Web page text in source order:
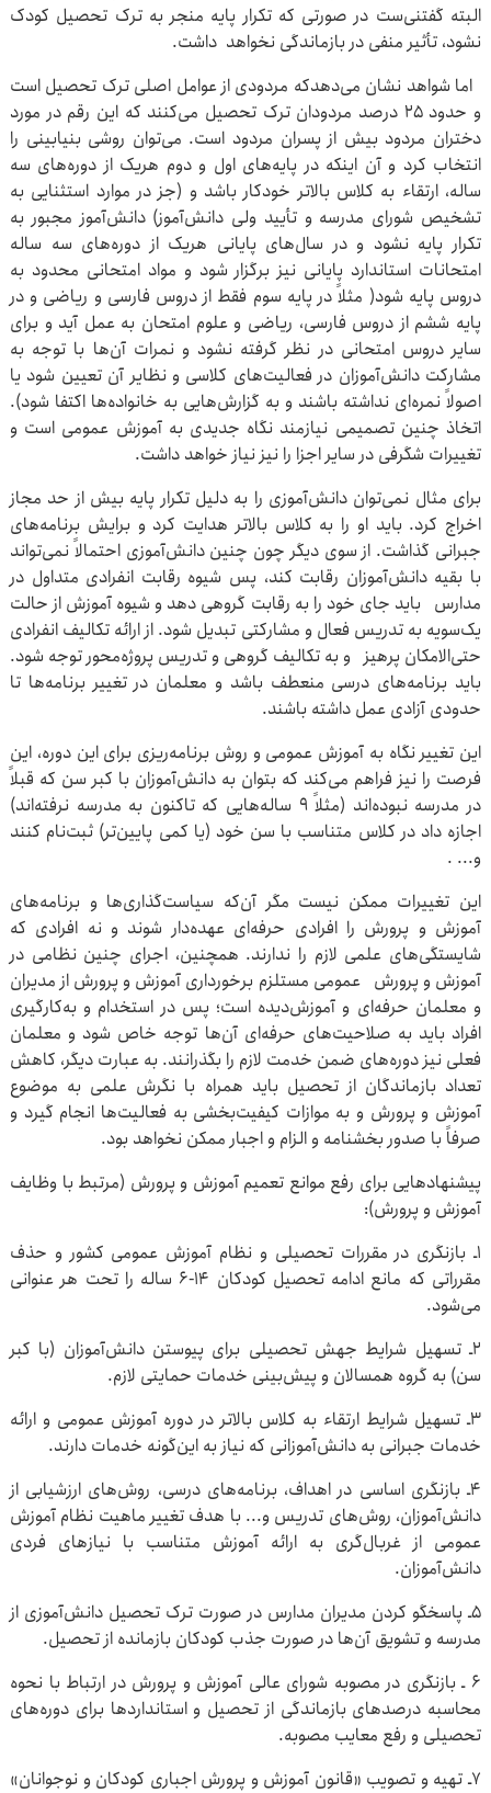
البته گفتنی‌ست در صورتی که تکرار پایه منجر به ترک تحصیل کودک
نشود، تأثیر منفی در بازماندگی نخواهد داشت.
اما شواهد نشان می‌دهدکه مردودی از عوامل اصلی ترک تحصیل است
و حدود ۲۵ درصد مردودان ترک تحصیل می‌کنند که این رقم در مورد
دختران مردود بیش از پسران مردود است. می‌توان روشی بنیابینی را
انتخاب کرد و آن اینکه در پایه‌های اول و دوم هریک از دوره‌های سه
ساله، ارتقاء به کلاس بالاتر خودکار باشد و (جز در موارد استثنایی به
تشخیص شورای مدرسه و تأیید ولی دانش‌آموز) دانش‌آموز مجبور به
تکرار پایه نشود و در سال‌های پایانی هریک از دوره‌های سه ساله
امتحانات استاندارد پایانی نیز برگزار شود و مواد امتحانی محدود به
دروس پایه شود( مثلاً در پایه سوم فقط از دروس فارسی و ریاضی و در
پایه ششم از دروس فارسی، ریاضی و علوم امتحان به عمل آید و برای
سایر دروس امتحانی در نظر گرفته نشود و نمرات آن‌ها با توجه به
مشارکت دانش‌آموزان در فعالیت‌های کلاسی و نظایر آن تعیین شود یا
اصولاً نمره‌ای نداشته باشند و به گزارش‌هایی به خانواده‌ها اکتفا شود).
اتخاذ چنین تصمیمی نیازمند نگاه جدیدی به آموزش عمومی است و
تغییرات شگرفی در سایر اجزا را نیز نیاز خواهد داشت.
برای مثال نمی‌توان دانش‌آموزی را به دلیل تکرار پایه بیش از حد مجاز
اخراج کرد. باید او را به کلاس بالاتر هدایت کرد و برایش برنامه‌های
جبرانی گذاشت. از سوی دیگر چون چنین دانش‌آموزی احتمالاً نمی‌تواند
با بقیه دانش‌آموزان رقابت کند، پس شیوه رقابت انفرادی متداول در
مدارس باید جای خود را به رقابت گروهی دهد و شیوه آموزش از حالت
یک‌سویه به تدریس فعال و مشارکتی تبدیل شود. از ارائه تکالیف انفرادی
حتی‌الامکان پرهیز و به تکالیف گروهی و تدریس پروژه‌محور توجه شود.
باید برنامه‌های درسی منعطف باشد و معلمان در تغییر برنامه‌ها تا
حدودی آزادی عمل داشته باشند.
این تغییر نگاه به آموزش عمومی و روش برنامه‌ریزی برای این دوره، این
فرصت را نیز فراهم می‌کند که بتوان به دانش‌آموزان با کبر سن که قبلاً
در مدرسه نبوده‌اند (مثلاً ۹ ساله‌هایی که تاکنون به مدرسه نرفته‌اند)
اجازه داد در کلاس متناسب با سن خود (یا کمی پایین‌تر) ثبت‌نام کنند
و... .
این تغییرات ممکن نیست مگر آن‌که سیاست‌گذاری‌ها و برنامه‌های
آموزش و پرورش را افرادی حرفه‌ای عهده‌دار شوند و نه افرادی که
شایستگی‌های علمی لازم را ندارند. همچنین، اجرای چنین نظامی در
آموزش و پرورش عمومی مستلزم برخورداری آموزش و پرورش از مدیران
و معلمان حرفه‌ای و آموزش‌دیده است؛ پس در استخدام و به‌کارگیری
افراد باید به صلاحیت‌های حرفه‌ای آن‌ها توجه خاص شود و معلمان
فعلی نیز دوره‌های ضمن خدمت لازم را بگذرانند. به عبارت دیگر، کاهش
تعداد بازماندگان از تحصیل باید همراه با نگرش علمی به موضوع
آموزش و پرورش و به موازات کیفیت‌بخشی به فعالیت‌ها انجام گیرد و
صرفاً با صدور بخشنامه و الزام و اجبار ممکن نخواهد بود.
پیشنهادهایی برای رفع موانع تعمیم آموزش و پرورش (مرتبط با وظایف
آموزش و پرورش):
۱ـ بازنگری در مقررات تحصیلی و نظام آموزش عمومی کشور و حذف
مقرراتی که مانع ادامه تحصیل کودکان ۱۴-۶ ساله را تحت هر عنوانی
می‌شود.
۲ـ تسهیل شرایط جهش تحصیلی برای پیوستن دانش‌آموزان (با کبر
سن) به گروه همسالان و پیش‌بینی خدمات حمایتی لازم.
۳ـ تسهیل شرایط ارتقاء به کلاس بالاتر در دوره آموزش عمومی و ارائه
خدمات جبرانی به دانش‌آموزانی که نیاز به این‌گونه خدمات دارند.
۴ـ بازنگری اساسی در اهداف، برنامه‌های درسی، روش‌های ارزشیابی از
دانش‌آموزان، روش‌های تدریس و... با هدف تغییر ماهیت نظام آموزش‌
عمومی از غربال‌گری به ارائه آموزش متناسب با نیازهای فردی
دانش‌آموزان.
۵ـ پاسخگو کردن مدیران مدارس در صورت ترک تحصیل دانش‌آموزی از
مدرسه و تشویق آن‌ها در صورت جذب کودکان بازمانده از تحصیل.
۶‌ ـ بازنگری در مصوبه شورای عالی آموزش و پرورش در ارتباط با نحوه
محاسبه درصدهای بازماندگی از تحصیل و استانداردها برای دوره‌های
تحصیلی و رفع معایب مصوبه.
۷ـ تهیه و تصویب «قانون آموزش و پرورش اجباری کودکان و نوجوانان»